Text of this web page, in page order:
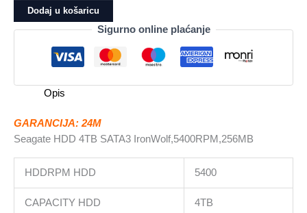
4TB
SATA3
IronWolf5400RPM,256MB
Dodaj u košaricu
Sigurno online plaćanje
Opis
GARANCIJA: 24M
Seagate HDD 4TB SATA3 IronWolf,5400RPM,256MB
HDDRPM HDD 5400
CAPACITY HDD 4TB